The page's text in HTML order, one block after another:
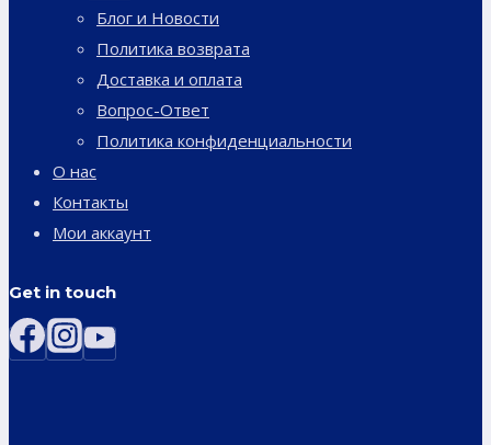
Блог и Новости
Политика возврата
Доставка и оплата
Вопрос-Ответ
Политика конфиденциальности
О нас
Контакты
Мои аккаунт
Get in touch